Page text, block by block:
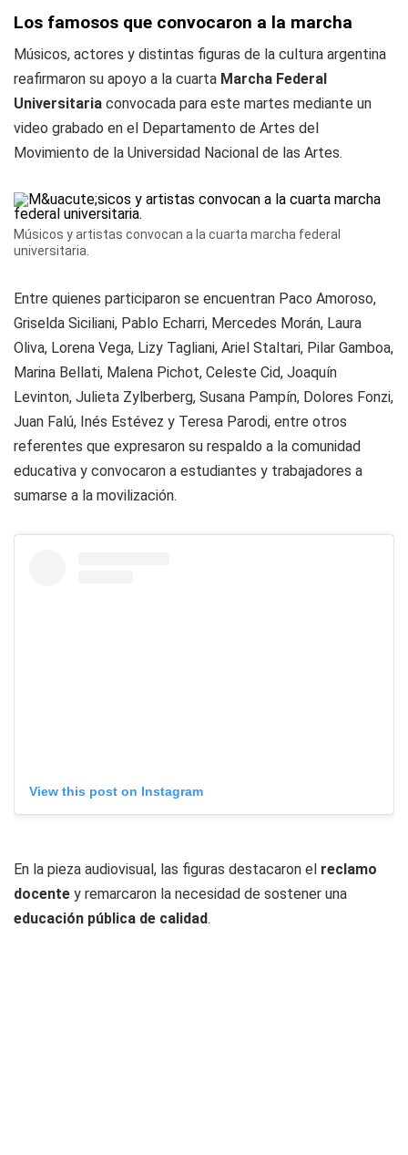
Los famosos que convocaron a la marcha
Músicos, actores y distintas figuras de la cultura argentina
reafirmaron su apoyo a la cuarta Marcha Federal
Universitaria convocada para este martes mediante un
video grabado en el Departamento de Artes del
Movimiento de la Universidad Nacional de las Artes.
Músicos y artistas convocan a la cuarta marcha federal
universitaria.
Entre quienes participaron se encuentran Paco Amoroso,
Griselda Siciliani, Pablo Echarri, Mercedes Morán, Laura
Oliva, Lorena Vega, Lizy Tagliani, Ariel Staltari, Pilar Gamboa,
Marina Bellati, Malena Pichot, Celeste Cid, Joaquín
Levinton, Julieta Zylberberg, Susana Pampín, Dolores Fonzi,
Juan Falú, Inés Estévez y Teresa Parodi, entre otros
referentes que expresaron su respaldo a la comunidad
educativa y convocaron a estudiantes y trabajadores a
sumarse a la movilización.
View this post on Instagram
En la pieza audiovisual, las figuras destacaron el reclamo
docente y remarcaron la necesidad de sostener una
educación pública de calidad.